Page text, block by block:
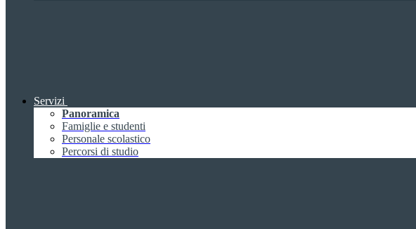
Servizi
Panoramica
Famiglie e studenti
Personale scolastico
Percorsi di studio